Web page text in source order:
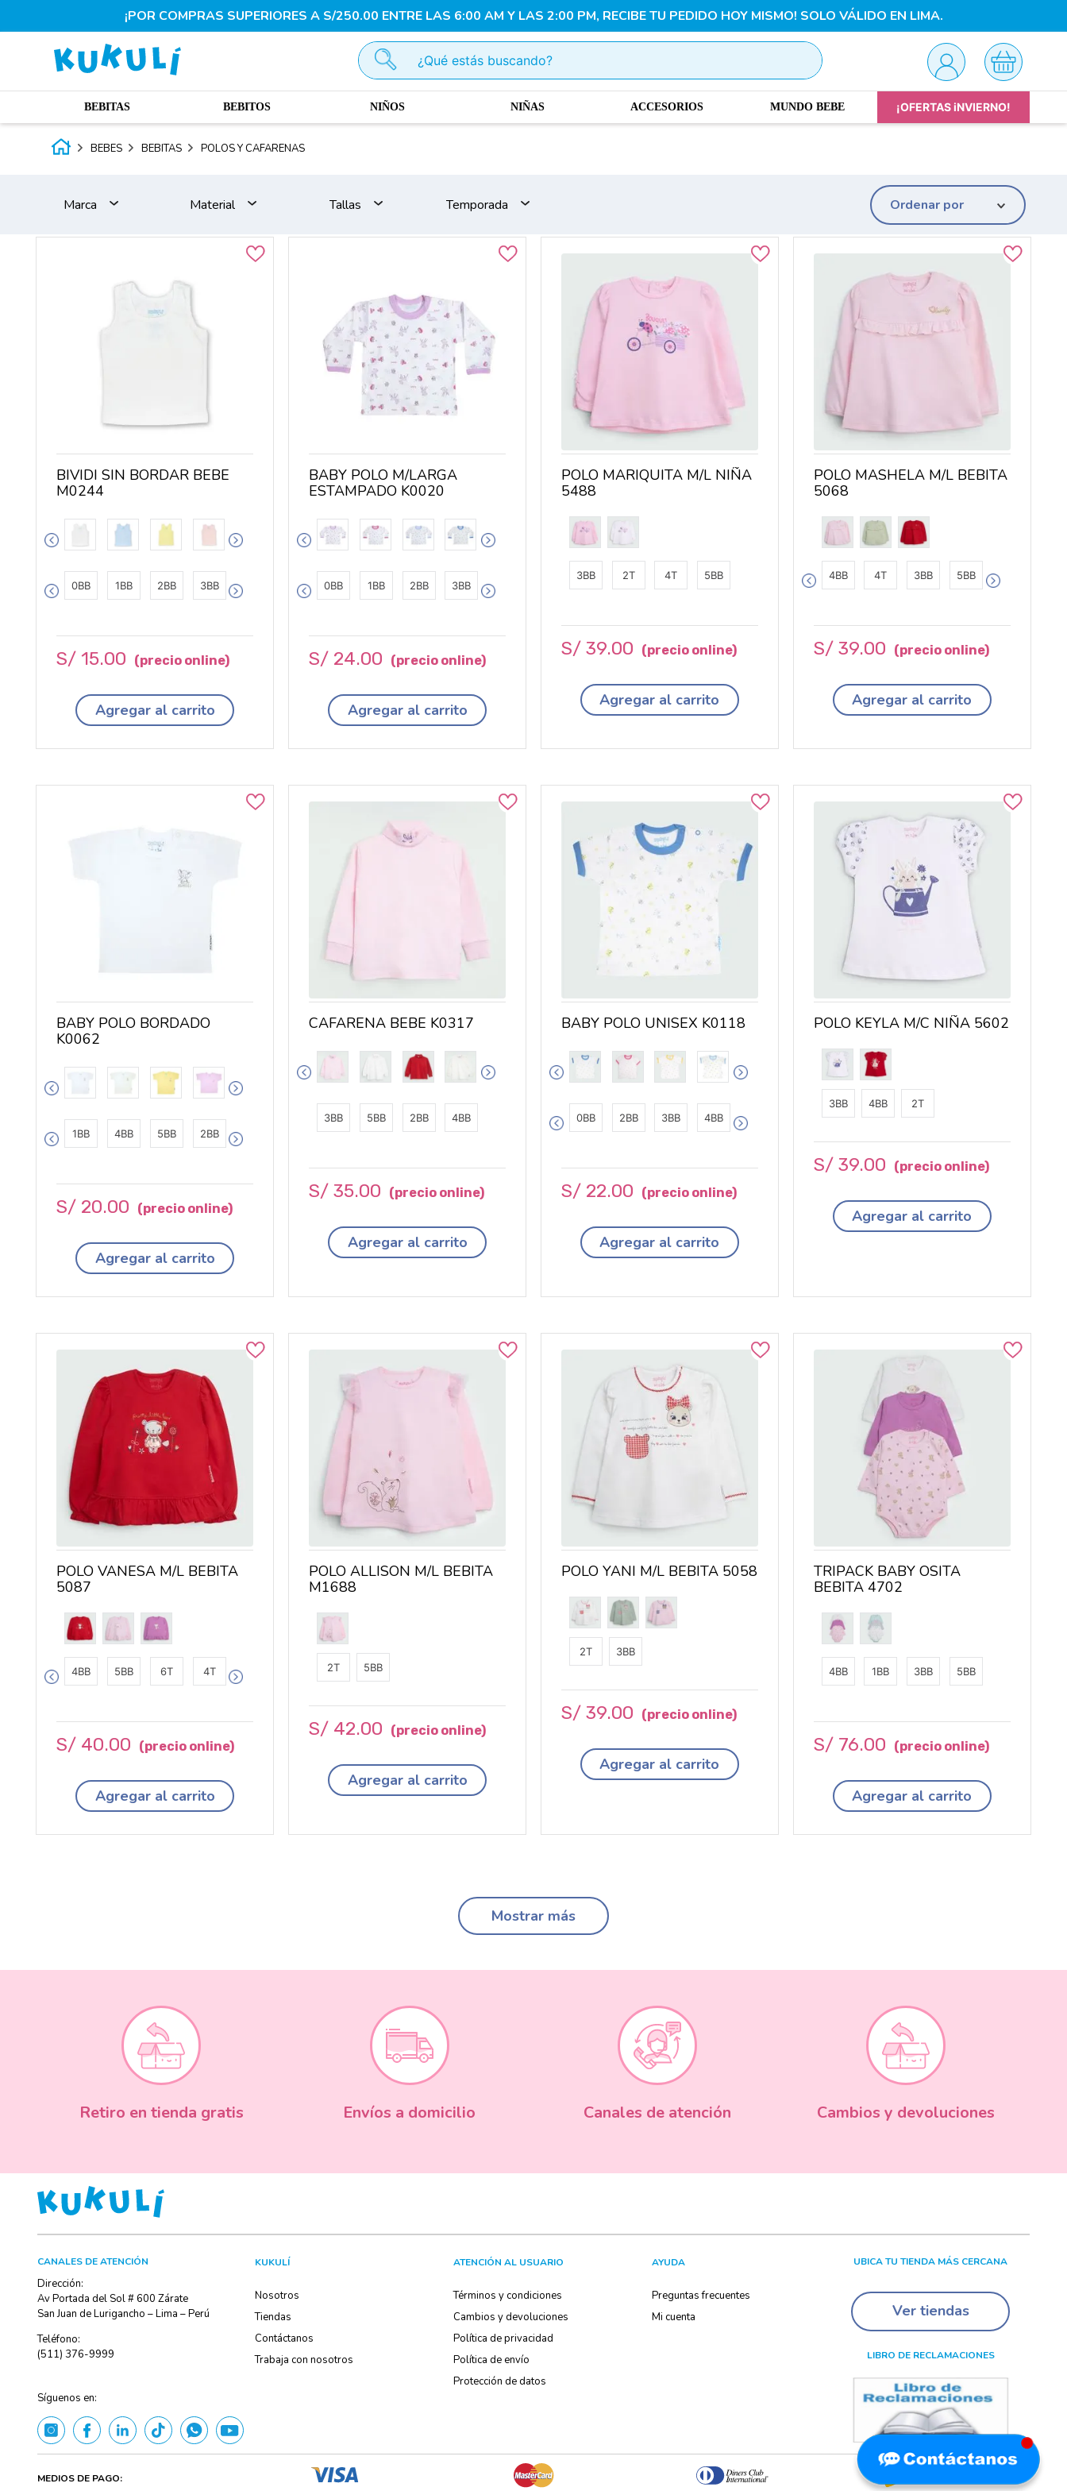
¡POR COMPRAS SUPERIORES A S/250.00 ENTRE LAS 6:00 AM Y LAS 2:00 PM, RECIBE TU PEDIDO HOY MISMO! SOLO VÁLIDO EN LIMA.
¿Qué estás buscando?
BEBITAS BEBITOS NIÑOS NIÑAS ACCESORIOS MUNDO BEBE ¡OFERTAS iNVIERNO!
BEBES BEBITAS POLOS Y CAFARENAS
Marca
Kukuli
Material
Algodon pima
ALGODON PIMA
Tallas
0BB
4BB
5BB
2T
4T
Temporada
Otoño - Invierno
Primavera -
0BB 1BB 2BB 3BB
BIVIDI SIN BORDAR BEBE
M0244
S/ 15.00
Agregar al carrito
0BB 1BB 2BB 3BB
BABY POLO M/LARGA
ESTAMPADO K0020
S/ 24.00
Agregar al carrito
3BB 2T 4T 5BB
POLO MARIQUITA M/L NIÑA
5488
S/ 39.00
Agregar al carrito
4BB 4T 3BB 5BB
POLO MASHELA M/L BEBITA
5068
S/ 39.00
Agregar al carrito
1BB 4BB 5BB 2BB
BABY POLO BORDADO
K0062
S/ 20.00
Agregar al carrito
3BB 5BB 2BB 4BB
CAFARENA BEBE K0317
S/ 35.00
Agregar al carrito
0BB 2BB 3BB 4BB
BABY POLO UNISEX K0118
S/ 22.00
Agregar al carrito
3BB 4BB 2T
POLO KEYLA M/C NIÑA 5602
S/ 39.00
Agregar al carrito
4BB 5BB 6T 4T
POLO VANESA M/L BEBITA
5087
S/ 40.00
Agregar al carrito
2T 5BB
POLO ALLISON M/L BEBITA
M1688
S/ 42.00
Agregar al carrito
2T 3BB
POLO YANI M/L BEBITA 5058
S/ 39.00
Agregar al carrito
4BB 1BB 3BB 5BB
TRIPACK BABY OSITA
BEBITA 4702
S/ 76.00
Agregar al carrito
Mostrar más
Retiro en tienda gratis Envíos a domicilio Canales de atención Cambios y devoluciones
CANALES DE ATENCIÓN
Dirección:
Av Portada del Sol # 600 Zárate
San Juan de Lurigancho – Lima – Perú
Teléfono:
(511) 376-9999
Síguenos en:
KUKULÍ
Nosotros
Tiendas
Contáctanos
Trabaja con nosotros
ATENCIÓN AL USUARIO
Términos y condiciones
Cambios y devoluciones
Política de privacidad
Política de envío
Protección de datos
AYUDA
Preguntas frecuentes
Mi cuenta
UBICA TU TIENDA MÁS CERCANA
Ver tiendas
LIBRO DE RECLAMACIONES
MEDIOS DE PAGO: